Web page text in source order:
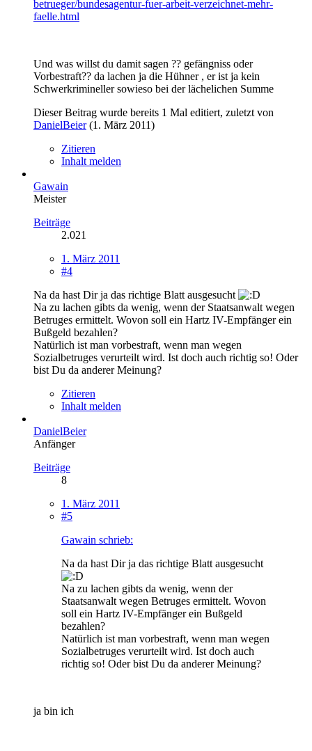
betrueger/bundesagentur-fuer-arbeit-verzeichnet-mehr-
faelle.html
Und was willst du damit sagen ?? gefängniss oder
Vorbestraft?? da lachen ja die Hühner , er ist ja kein
Schwerkrimineller sowieso bei der lächelichen Summe
Dieser Beitrag wurde bereits 1 Mal editiert, zuletzt von
DanielBeier(1. März 2011)
Zitieren
Inhalt melden
Gawain
Meister
Beiträge
2.021
1. März 2011
#4
Na da hast Dir ja das richtige Blatt ausgesucht
Na zu lachen gibts da wenig, wenn der Staatsanwalt wegen
Betruges ermittelt. Wovon soll ein Hartz IV-Empfänger ein
Bußgeld bezahlen?
Natürlich ist man vorbestraft, wenn man wegen
Sozialbetruges verurteilt wird. Ist doch auch richtig so! Oder
bist Du da anderer Meinung?
Zitieren
Inhalt melden
DanielBeier
Anfänger
Beiträge
8
1. März 2011
#5
Gawain schrieb:
Na da hast Dir ja das richtige Blatt ausgesucht
Na zu lachen gibts da wenig, wenn der
Staatsanwalt wegen Betruges ermittelt. Wovon
soll ein Hartz IV-Empfänger ein Bußgeld
bezahlen?
Natürlich ist man vorbestraft, wenn man wegen
Sozialbetruges verurteilt wird. Ist doch auch
richtig so! Oder bist Du da anderer Meinung?
ja bin ich